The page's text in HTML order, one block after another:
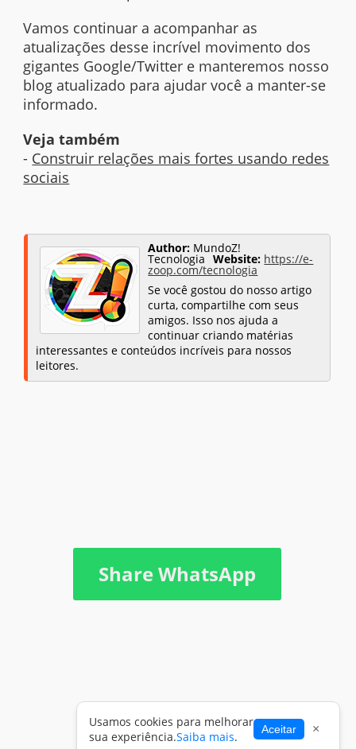
Vamos continuar a acompanhar as
atualizações desse incrível movimento dos
gigantes Google/Twitter e manteremos nosso
blog atualizado para ajudar você a manter-se
informado.
Veja também
- Construir relações mais fortes usando redes
sociais
Author: MundoZ!
Tecnologia Website: https://e-
zoop.com/tecnologia
Se você gostou do nosso artigo
curta, compartilhe com seus
amigos. Isso nos ajuda a
continuar criando matérias
interessantes e conteúdos incríveis para nossos
leitores.
Share WhatsApp
Usamos cookies para melhorar
sua experiência.Saiba mais. Aceitar ×